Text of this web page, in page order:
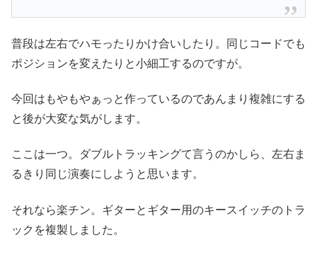
普段は左右でハモったりかけ合いしたり。同じコードでも
ポジションを変えたりと小細工するのですが。
今回はもやもやぁっと作っているのであんまり複雑にする
と後が大変な気がします。
ここは一つ。ダブルトラッキングて言うのかしら、左右ま
るきり同じ演奏にしようと思います。
それなら楽チン。ギターとギター用のキースイッチのトラ
ックを複製しました。